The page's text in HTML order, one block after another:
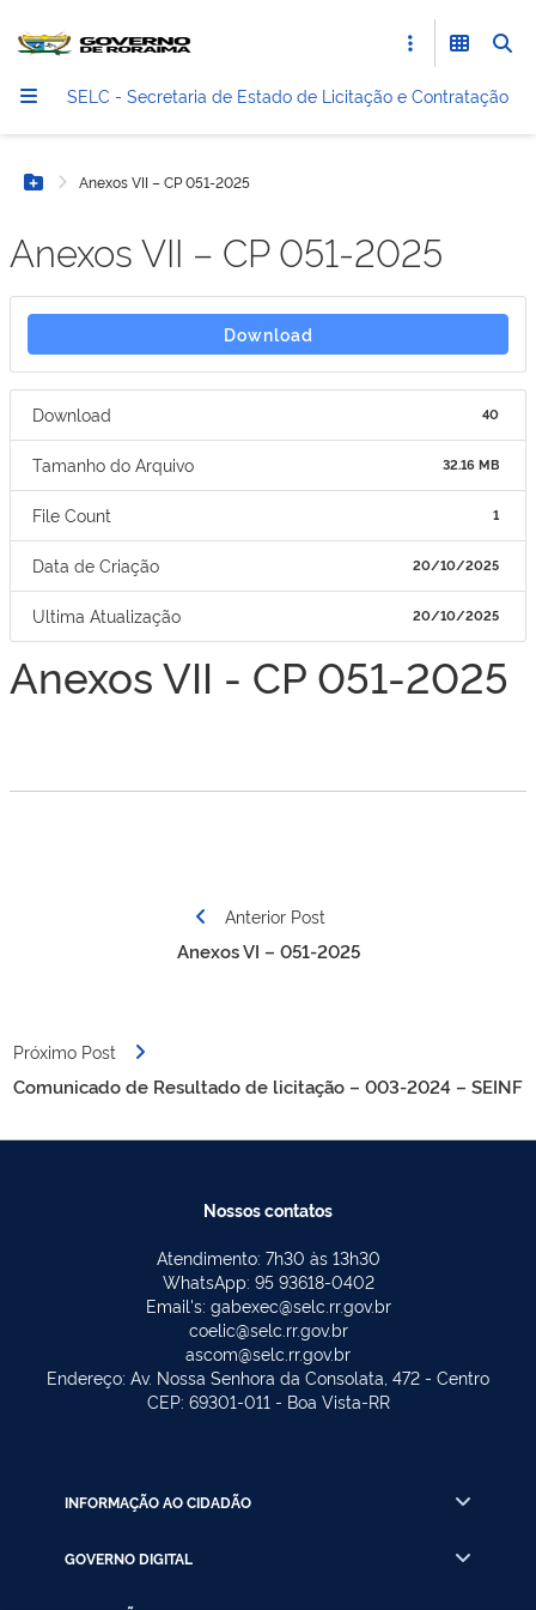
SELC - Secretaria de Estado de Licitação e Contratação
Botão Menu
Anexos VII – CP 051-2025
Anexos VII – CP 051-2025
Download
Download 40
Tamanho do Arquivo 32.16 MB
File Count 1
Data de Criação 20/10/2025
Ultima Atualização 20/10/2025
Anexos VII - CP 051-2025
Anterior Post
Anexos VI – 051-2025
Próximo Post
Comunicado de Resultado de licitação – 003-2024 – SEINF
Nossos contatos
Atendimento: 7h30 às 13h30
WhatsApp: 95 93618-0402
Email's: gabexec@selc.rr.gov.br
coelic@selc.rr.gov.br
ascom@selc.rr.gov.br
Endereço: Av. Nossa Senhora da Consolata, 472 - Centro
CEP: 69301-011 - Boa Vista-RR
INFORMAÇÃO AO CIDADÃO
GOVERNO DIGITAL